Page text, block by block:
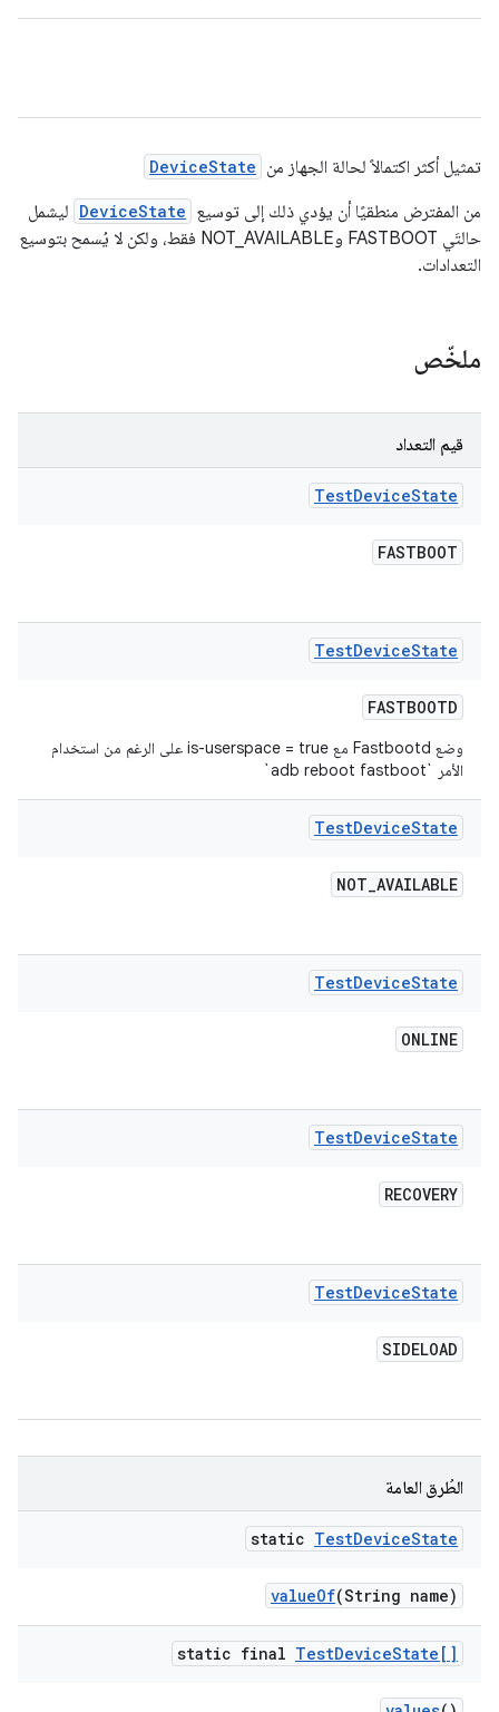
تمثيل أكثر اكتمالاً لحالة الجهاز من DeviceState
من المفترض منطقيًا أن يؤدي ذلك إلى توسيع DeviceState ليشمل
حالتَي FASTBOOT وNOT_AVAILABLE فقط، ولكن لا يُسمح بتوسيع
التعدادات.
ملخّص
قيم التعداد
TestDeviceState
FASTBOOT
TestDeviceState
FASTBOOTD
وضع Fastbootd مع is-userspace = true على الرغم من استخدام
الأمر `adb reboot fastboot`
TestDeviceState
NOT_AVAILABLE
TestDeviceState
ONLINE
TestDeviceState
RECOVERY
TestDeviceState
SIDELOAD
الطُرق العامة
static TestDeviceState
valueOf(String name)
static final TestDeviceState[]